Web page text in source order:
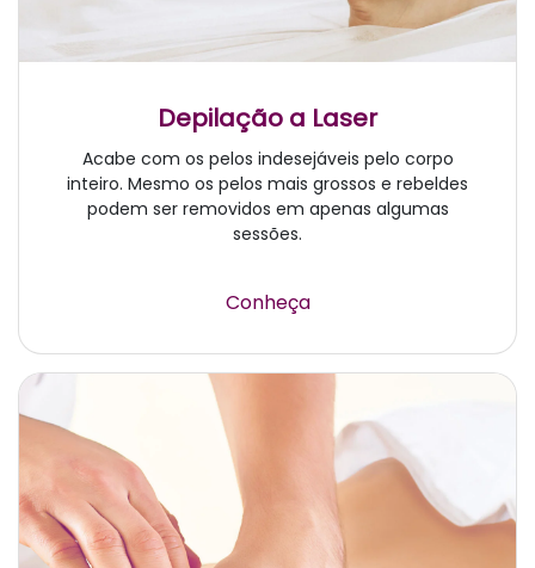
Depilação a Laser
Acabe com os pelos indesejáveis pelo corpo
inteiro. Mesmo os pelos mais grossos e rebeldes
podem ser removidos em apenas algumas
sessões.
Conheça